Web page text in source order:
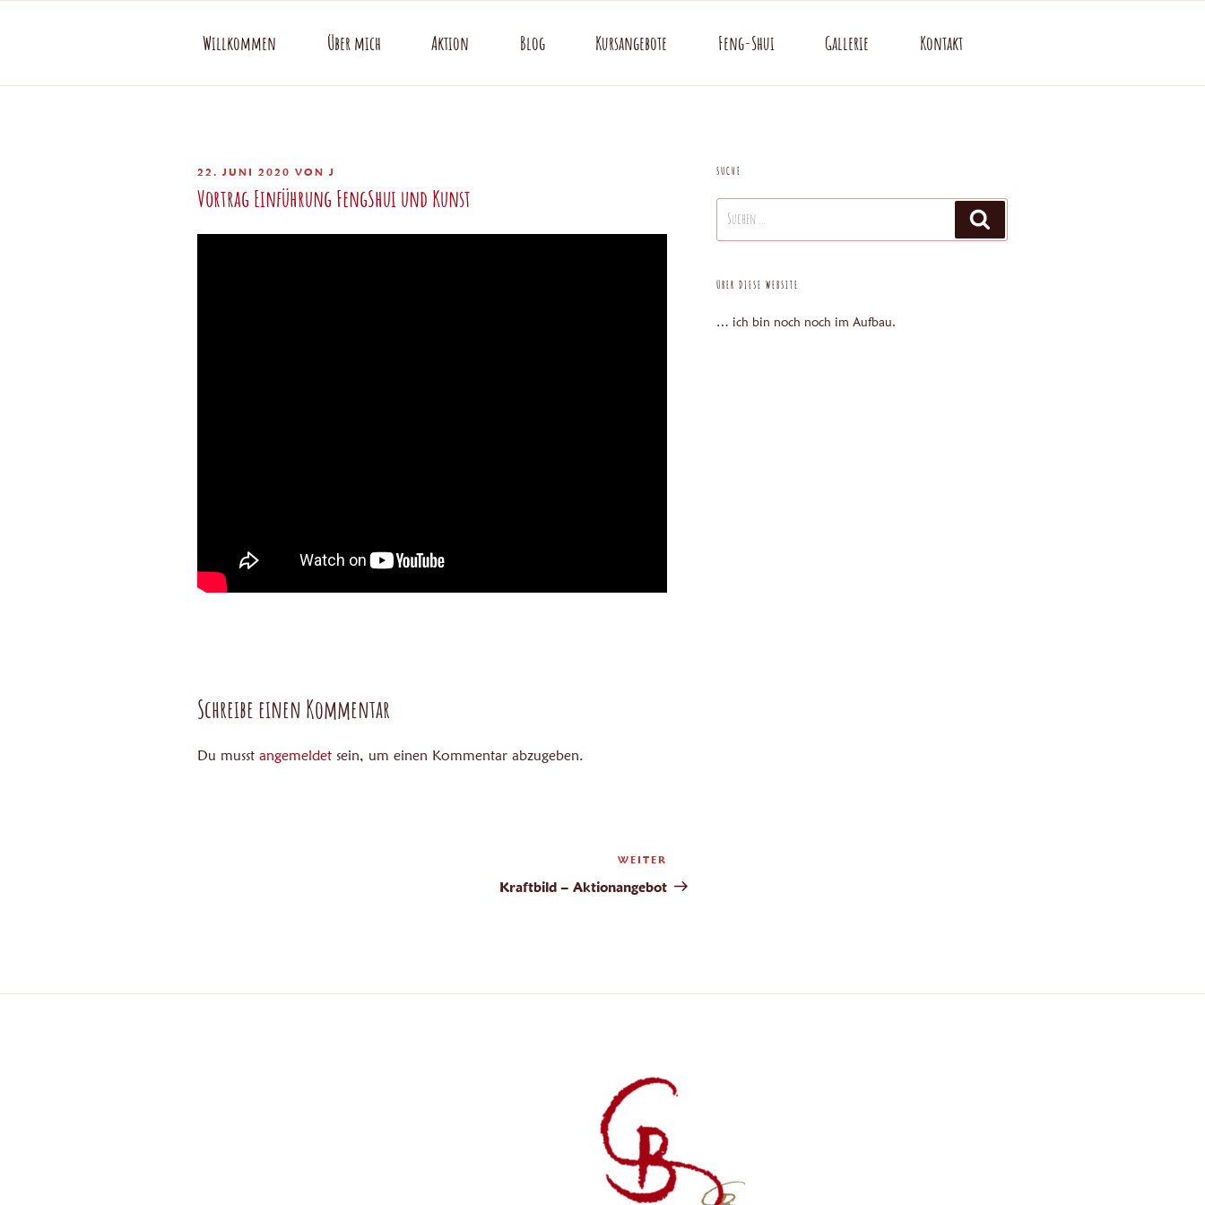
Willkommen Über mich Aktion Blog Kursangebote Feng-Shui Gallerie Kontakt
VERÖFFENTLICHT
22. JUNI 2020 VON J
Vortrag Einführung FengShui und Kunst
Schreibe einen Kommentar
Du musst angemeldet sein, um einen Kommentar abzugeben.
Beitrag
WEITER
Kraftbild – Aktionangebot
SUCHE
nach:
ÜBER DIESE WEBSITE
… ich bin noch noch im Aufbau.